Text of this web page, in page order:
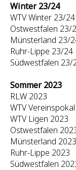
Winter 23/24
WTV Winter 23/24
Ostwestfalen 23/
Münsterland 23/
Ruhr-Lippe 23/24
Südwestfalen 23/
Sommer 2023
RLW 2023
WTV
WTV Ligen 2023
Ostwestfalen
Münsterland 2023
Ruhr-Lippe 2023
Südwestfalen